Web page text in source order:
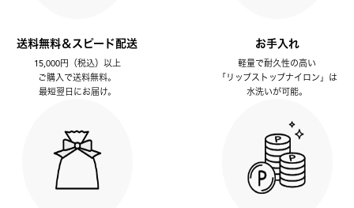
送料無料＆スピード配送
15,000円（税込）以上
ご購入で送料無料。
最短翌日にお届け。
お手入れ
軽量で耐久性の高い
「リップストップナイロン」は
水洗いが可能。